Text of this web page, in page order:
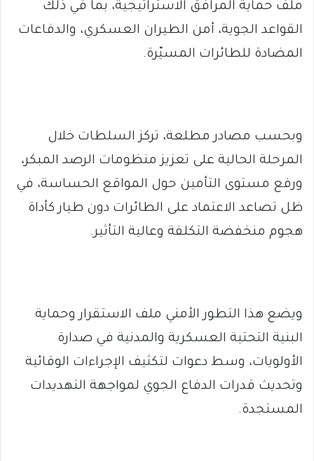
ملف حماية المرافق الاستراتيجية، بما في ذلك
القواعد الجوية، أمن الطيران العسكري، والدفاعات
المضادة للطائرات المسيّرة.
وبحسب مصادر مطلعة، تركز السلطات خلال
المرحلة الحالية على تعزيز منظومات الرصد المبكر،
ورفع مستوى التأمين حول المواقع الحساسة، في
ظل تصاعد الاعتماد على الطائرات دون طيار كأداة
هجوم منخفضة التكلفة وعالية التأثير.
ويضع هذا التطور الأمني ملف الاستقرار وحماية
البنية التحتية العسكرية والمدنية في صدارة
الأولويات، وسط دعوات لتكثيف الإجراءات الوقائية
وتحديث قدرات الدفاع الجوي لمواجهة التهديدات
المستجدة.